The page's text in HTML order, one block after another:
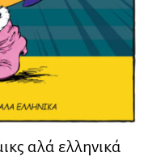
αλά ελληνικά